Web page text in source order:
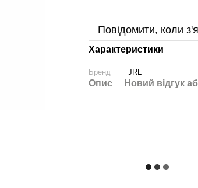
Повідомити, коли
Характеристики
Бренд JRL
Опис Новий відгук